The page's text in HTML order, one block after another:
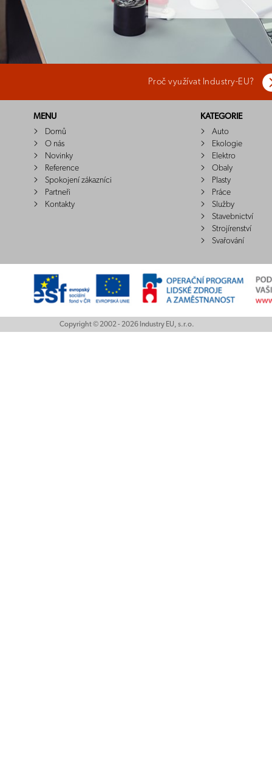
Proč využívat Industry-EU?
MENU
Domů
O nás
Novinky
Reference
Spokojení zákazníci
Partneři
Kontakty
KATEGORIE
Auto
Ekologie
Elektro
Obaly
Plasty
Práce
Služby
Stavebnictví
Strojírenství
Svařování
Copyright © 2002 - 2026 Industry EU, s.r.o.